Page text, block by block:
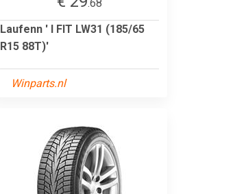
.68
Laufenn ' I FIT LW31 (185/65
R15 88T)'
Winparts.nl